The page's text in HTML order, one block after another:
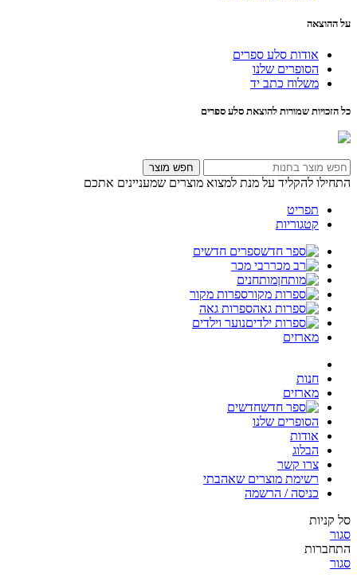
על ההוצאה
אודות סלע ספרים
הסופרים שלנו
משלוח כתב יד
כל הזכויות שמורות להוצאת סלע ספרים
חפש מוצר
התחילו להקליד על מנת למצוא מוצרים שמעניינים אתכם
תפריט
קטגוריות
ספרים חדשים
רבי מכר
מותחנים
ספרות מקור
ספרות גאה
נוער וילדים
מארזים
חנות
מארזים
חדשים
הסופרים שלנו
אודות
הבלוג
צרו קשר
רשימת מוצרים שאהבתי
כניסה / הרשמה
סל קניות
סגור
התחברות
סגור